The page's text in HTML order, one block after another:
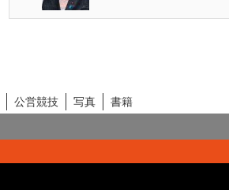
公営競技 写真
書籍